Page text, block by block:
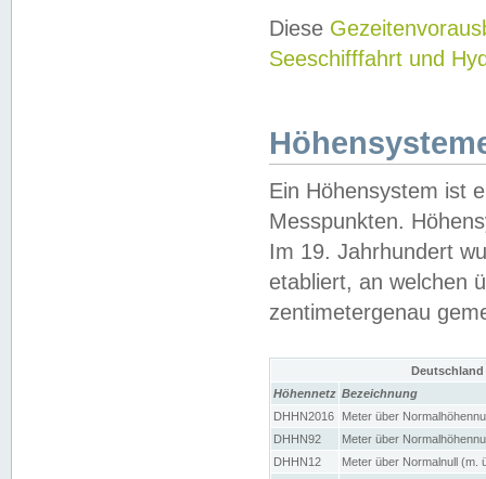
Diese
Seeschifffahrt und
Ein Höhensystem ist
Messpunkten.
Im 19. Jahrhundert
etabliert, an welchen
zentimetergenau
Höhennetz Bezeichnung
DHHN2016
Meter über
DHHN92
Meter über
DHHN12
Meter über Normalnull (m.